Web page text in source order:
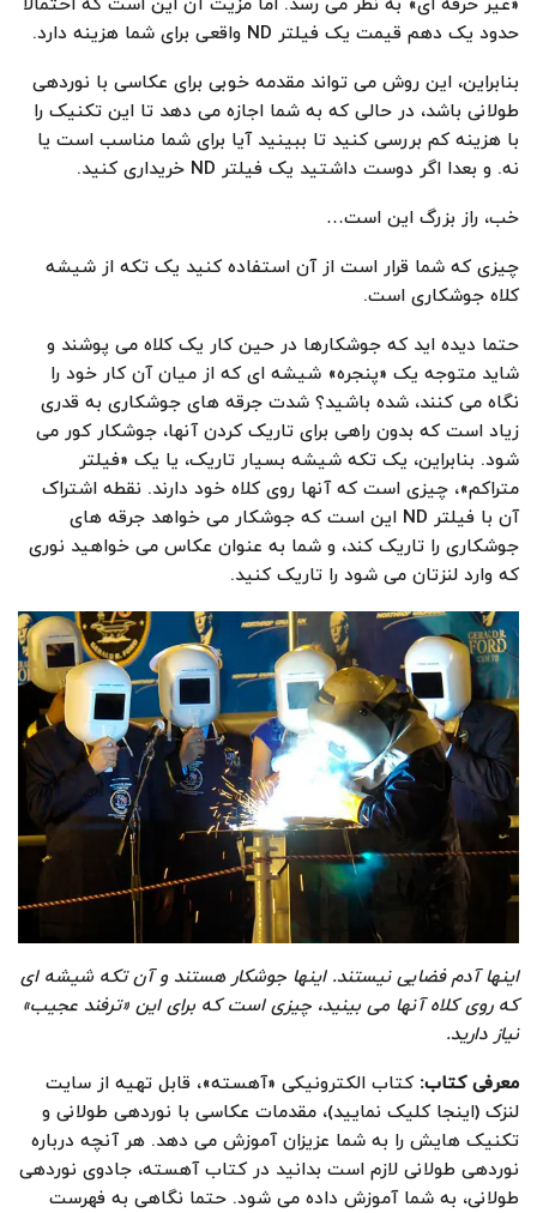
«غیر حرفه ای» به نظر می رسد. اما مزیت آن این است که احتمالا
حدود یک دهم قیمت یک فیلتر ND واقعی برای شما هزینه دارد.
بنابراین، این روش می تواند مقدمه خوبی برای عکاسی با نوردهی
طولانی باشد، در حالی که به شما اجازه می دهد تا این تکنیک را
با هزینه کم بررسی کنید تا ببینید آیا برای شما مناسب است یا
نه. و بعدا اگر دوست داشتید یک فیلتر ND خریداری کنید.
خب، راز بزرگ این است…
چیزی که شما قرار است از آن استفاده کنید یک تکه از شیشه
کلاه جوشکاری است.
حتما دیده اید که جوشکارها در حین کار یک کلاه می پوشند و
شاید متوجه یک «پنجره» شیشه ای که از میان آن کار خود را
نگاه می کنند، شده باشید؟ شدت جرقه های جوشکاری به قدری
زیاد است که بدون راهی برای تاریک کردن آنها، جوشکار کور می
شود. بنابراین، یک تکه شیشه بسیار تاریک، یا یک «فیلتر
متراکم»، چیزی است که آنها روی کلاه خود دارند. نقطه اشتراک
آن با فیلتر ND این است که جوشکار می خواهد جرقه های
جوشکاری را تاریک کند، و شما به عنوان عکاس می خواهید نوری
که وارد لنزتان می شود را تاریک کنید.
اینها آدم فضایی نیستند. اینها جوشکار هستند و آن تکه شیشه ای
که روی کلاه آنها می بینید، چیزی است که برای این «ترفند عجیب»
نیاز دارید.
معرفی کتاب: کتاب الکترونیکی «آهسته»، قابل تهیه از سایت
لنزک (اینجا کلیک نمایید)، مقدمات عکاسی با نوردهی طولانی و
تکنیک هایش را به شما عزیزان آموزش می دهد. هر آنچه درباره
نوردهی طولانی لازم است بدانید در کتاب آهسته، جادوی نوردهی
طولانی، به شما آموزش داده می شود. حتما نگاهی به فهرست